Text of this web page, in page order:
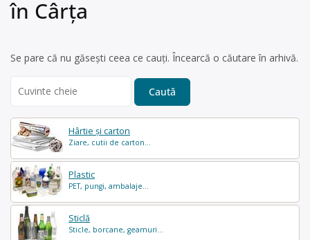
Hârtie și carton
Ziare, cutii de carton...
Plastic
PET, pungi, ambalaje...
Sticlă
Sticle, borcane, geamuri...
în Cârţa
Se pare că nu găsești ceea ce cauți. Încearcă o căutare în arhivă.
for: